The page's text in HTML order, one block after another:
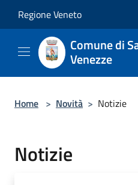
Regione Veneto
Comune di
Venezze
Home > Novità > Notizie
Notizie